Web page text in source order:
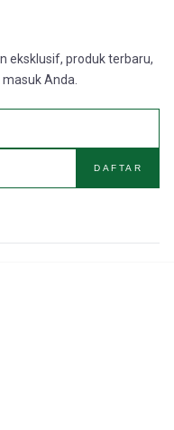
eksklusif, produk terbaru,
Anda.
DAFTAR